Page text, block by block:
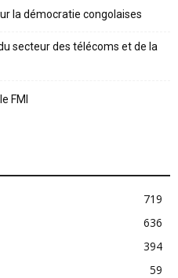
la démocratie congolaises
secteur des télécoms et de la
FMI
719
636
394
59